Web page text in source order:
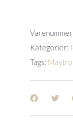
Varenummer
Kategorier:
Tags: